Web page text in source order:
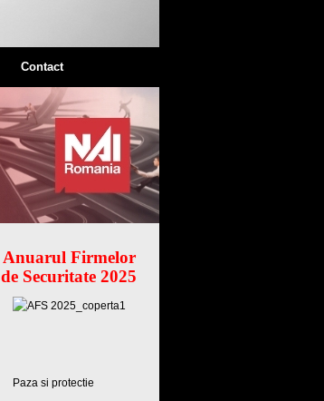
Contact
Anuarul Firmelor
de Securitate 2025
Paza si protectie